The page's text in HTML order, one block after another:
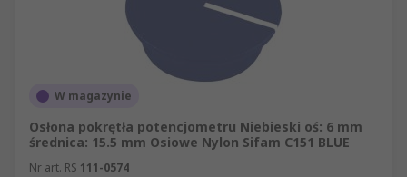
W magazynie
Osłona pokrętła potencjometru Niebieski oś: 6 mm
średnica: 15.5 mm Osiowe Nylon Sifam C151 BLUE
Nr art. RS 111-0574